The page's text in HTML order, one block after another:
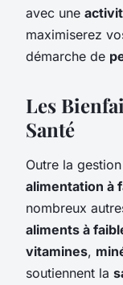
avec une
maximiserez
démarche de
Les
Santé
Outre la
alimentation à
nombreux
aliments à
vitamines,
soutiennent la